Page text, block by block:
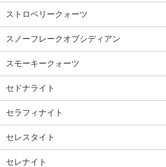
ストロベリークォーツ
スノーフレークオブシディアン
スモーキークォーツ
セドナライト
セラフィナイト
セレスタイト
セレナイト